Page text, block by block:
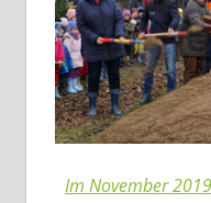
Im November